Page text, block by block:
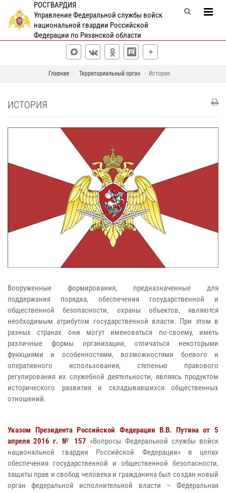
РОСГВАРДИЯ
Управление Федеральной службы войск
национальной гвардии Российской
Федерации по Рязанской области
Главная Территориальный орган История
ИСТОРИЯ
Вооруженные формирования, предназначенные для
поддержания порядка, обеспечения государственной и
общественной безопасности, охраны объектов, являются
необходимым атрибутом государственной власти. При этом в
разных странах они могут именоваться по-своему, иметь
различные формы организации, отличаться некоторыми
функциями и особенностями, возможностями боевого и
оперативного использования, степенью правового
регулирования их служебной деятельности, являясь продуктом
исторического развития и складывавшихся общественных
отношений.
Указом Президента Российской Федерации В.В. Путина от 5
апреля 2016 г. № 157 «Вопросы Федеральной службы войск
национальной гвардии Российской Федерации» в целях
обеспечения государственной и общественной безопасности,
защиты прав и свобод человека и гражданина был создан новый
орган федеральной исполнительной власти – Федеральная